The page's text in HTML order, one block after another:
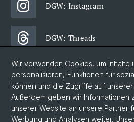
DGW: Instagram
DGW: Threads
DGW: Facebook
DGW: Newsletter
Wir verwenden Cookies, um Inhalte
personalisieren, Funktionen für
können und die Zugriffe auf
Außerdem geben wir Informationen
unserer Website an unsere Partner
Werbung und Analysen weiter.